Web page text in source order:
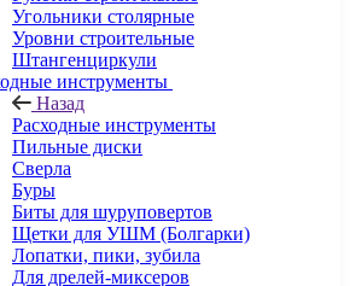
Угольники столярные
Уровни строительные
Штангенциркули
инструменты
Назад
Расходные инструменты
Пильные диски
Сверла
Буры
Биты для шуруповертов
Щетки для УШМ (Болгарки)
Лопатки, пики, зубила
Для дрелей-миксеров